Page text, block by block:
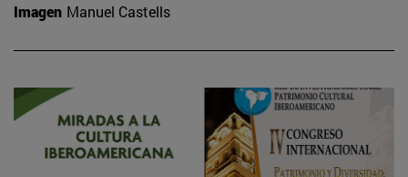
Imagen Manuel Castells